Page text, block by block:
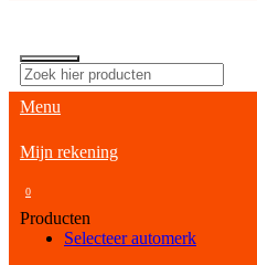
Menu
Mijn rekening
0
Producten
Selecteer automerk